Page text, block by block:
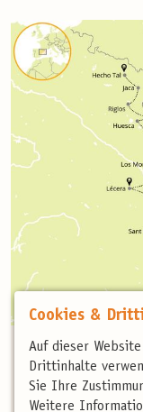
Cookies &
Auf dieser
Drittinhalte
Sie Ihre
Weitere
Reisecode:PYR02
Dauer:9 Tage / 8
Teilnehmer: 6 bis
Veranstalter: